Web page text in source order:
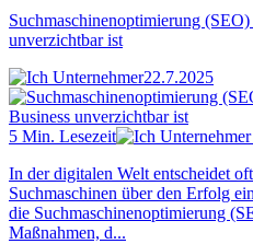
Suchmaschinenoptimierung
unverzichtbar ist
22.7.2025
5 Min. Lesezeit
In der digitalen Welt entscheidet
Suchmaschinen über den Erfolg
die Suchmaschinenoptimierung
Maßnahmen, d...